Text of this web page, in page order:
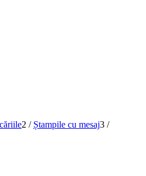
2 / Ștampile cu mesaj3 /